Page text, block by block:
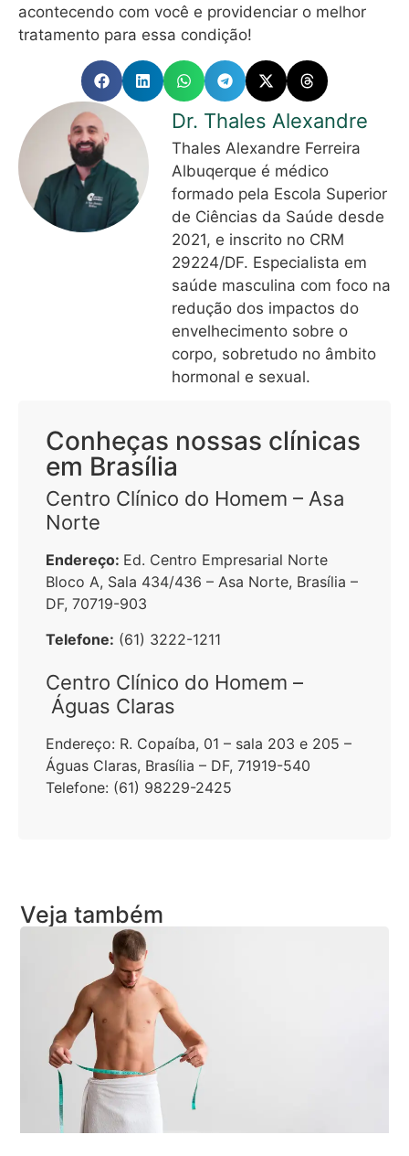
acontecendo com você e providenciar o melhor
tratamento para essa condição!
Dr. Thales Alexandre
Thales Alexandre Ferreira
Albuqerque é médico
formado pela Escola Superior
de Ciências da Saúde desde
2021, e inscrito no CRM
29224/DF. Especialista em
saúde masculina com foco na
redução dos impactos do
envelhecimento sobre o
corpo, sobretudo no âmbito
hormonal e sexual.
Conheças nossas clínicas
em Brasília
Centro Clínico do Homem – Asa
Norte
Endereço: Ed. Centro Empresarial Norte
Bloco A, Sala 434/436 – Asa Norte, Brasília –
DF, 70719-903
Telefone: (61) 3222-1211
Centro Clínico do Homem –
Águas Claras
Endereço: R. Copaíba, 01 – sala 203 e 205 –
Águas Claras, Brasília – DF, 71919-540
Telefone: (61) 98229-2425
Veja também